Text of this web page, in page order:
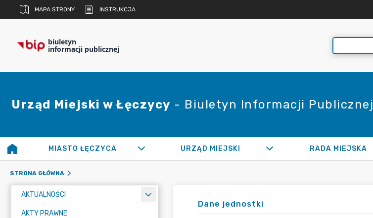
MAPA STRONY INSTRUKCJA
biuletyn
informacji publicznej
Urząd Miejski w Łęczycy - Biuletyn Informacji Publicznej
MIASTO ŁĘCZYCA URZĄD MIEJSKI RADA MIEJSKA
STRONA GŁÓWNA
AKTUALNOŚCI
AKTY PRAWNE
Dane jednostki